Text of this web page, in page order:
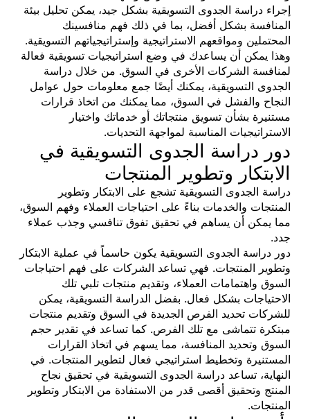
إجراء دراسة الجدوى التسويقية بشكل جيد، يمكن تحليل بيئة
المنافسة بشكل أفضل، بما في ذلك فهم منافسينك
المحتملين ومواقعهم الاستراتيجية وإستراتيجياتهم التسويقية.
وهذا يمكن أن يساعدك في وضع استراتيجيات تسويقية فعالة
لمنافسة الشركات الأخرى في السوق. من خلال دراسة
الجدوى التسويقية، يمكنك أيضًا جمع معلومات حول عوامل
النجاح والفشل في السوق، مما يمكنك من اتخاذ قرارات
مستنيرة بشأن تسويق منتجاتك أو خدماتك واختيار
الاستراتيجيات المناسبة لمواجهة التحديات.
دور دراسة الجدوى التسويقية في
الابتكار وتطوير المنتجات
دراسة الجدوى التسويقية تشجع على الابتكار وتطوير
المنتجات والخدمات بناءً على احتياجات العملاء وفهم السوق،
مما يمكن أن يساهم في تحقيق تفوق تنافسي وجذب عملاء
جدد.
دور دراسة الجدوى التسويقية يكون حاسماً في عملية الابتكار
وتطوير المنتجات. فهي تساعد الشركات على فهم احتياجات
السوق واهتمامات العملاء، وتقديم منتجات تلبي تلك
الاحتياجات بشكل فعال. بفضل الدراسة التسويقية، يمكن
للشركات تحديد الفرص الجديدة في السوق وتقديم منتجات
مبتكرة تتماشى مع تلك الفرص. كما تساعد في تقدير حجم
السوق وتحديد المنافسة، مما يسهم في اتخاذ القرارات
المستنيرة وتخطيط استراتيجي فعال لتطوير المنتجات. في
النهاية، تساعد دراسة الجدوى التسويقية في تحقيق نجاح
المنتج وتحقيق أقصى قدر من الاستفادة من الابتكار وتطوير
المنتجات.